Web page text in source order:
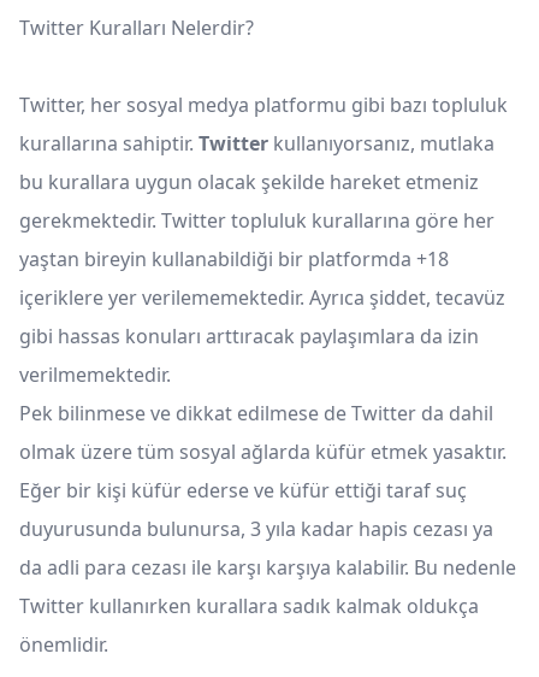
Twitter Kuralları Nelerdir?
Twitter, her sosyal medya platformu gibi bazı topluluk
kurallarına sahiptir. Twitter kullanıyorsanız, mutlaka
bu kurallara uygun olacak şekilde hareket etmeniz
gerekmektedir. Twitter topluluk kurallarına göre her
yaştan bireyin kullanabildiği bir platformda +18
içeriklere yer verilememektedir. Ayrıca şiddet, tecavüz
gibi hassas konuları arttıracak paylaşımlara da izin
verilmemektedir.
Pek bilinmese ve dikkat edilmese de Twitter da dahil
olmak üzere tüm sosyal ağlarda küfür etmek yasaktır.
Eğer bir kişi küfür ederse ve küfür ettiği taraf suç
duyurusunda bulunursa, 3 yıla kadar hapis cezası ya
da adli para cezası ile karşı karşıya kalabilir. Bu nedenle
Twitter kullanırken kurallara sadık kalmak oldukça
önemlidir.